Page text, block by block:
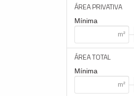
ÁREA PRIVATIVA
Mínima
ÁREA TOTAL
Mínima